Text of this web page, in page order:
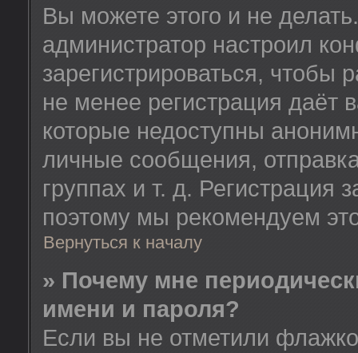
Вы можете этого и не
администратор настроил
зарегистрироваться,
не менее регистрация даёт
которые недоступны
личные сообщения,
группах и т. д. Регистрация
поэтому мы рекомендуем
Вернуться к началу
» Почему мне
имени и пароля?
Если вы не отметили